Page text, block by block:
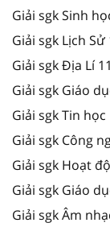
Giải sgk Sinh
Giải sgk Lịch
Giải sgk Địa Lí
Giải sgk Giáo
Giải sgk Tin
Giải sgk Công
Giải sgk Hoạt
Giải sgk Giáo
Giải sgk Âm